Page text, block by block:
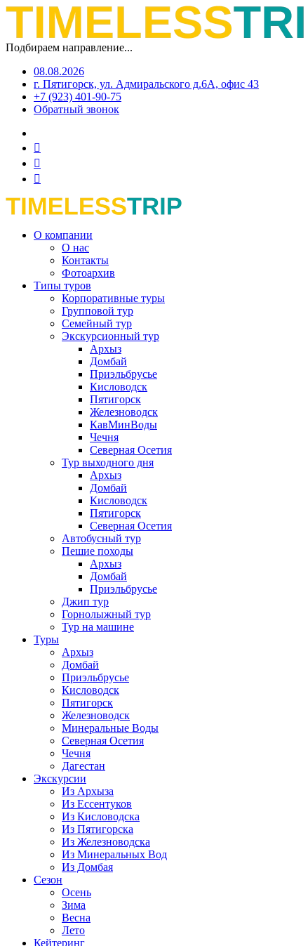
Подбираем направление...
08.08.2026
г. Пятигорск, ул. Адмиральского д.6А, офис 43
+7 (923) 401-90-75
Обратный звонок
О компании
О нас
Контакты
Фотоархив
Типы туров
Корпоративные туры
Групповой тур
Семейный тур
Экскурсионный тур
Архыз
Домбай
Приэльбрусье
Кисловодск
Пятигорск
Железноводск
КавМинВоды
Чечня
Северная Осетия
Тур выходного дня
Архыз
Домбай
Кисловодск
Пятигорск
Северная Осетия
Автобусный тур
Пешие походы
Архыз
Домбай
Приэльбрусье
Джип тур
Горнолыжный тур
Тур на машине
Туры
Архыз
Домбай
Приэльбрусье
Кисловодск
Пятигорск
Железноводск
Минеральные Воды
Северная Осетия
Чечня
Дагестан
Экскурсии
Из Архыза
Из Ессентуков
Из Кисловодска
Из Пятигорска
Из Железноводска
Из Минеральных Вод
Из Домбая
Сезон
Осень
Зима
Весна
Лето
Кейтеринг